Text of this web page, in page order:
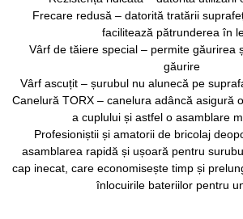
Frecare redusă – datorită tratării
facilitează pătrunderea în
Vârf de tăiere special – permite găurirea
găurire
Vârf ascuțit – șurubul nu alunecă pe
Canelură TORX – canelura adâncă asigură
a cuplului și astfel o asamblare
Profesioniștii și amatorii de bricolaj
asamblarea rapidă și ușoară pentru
cap inecat, care economisește timp și
înlocuirile bateriilor pentru